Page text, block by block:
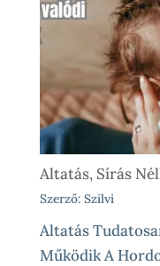
Altatás, Sírás
Szerző: Szilvi
Altatás
Működik A